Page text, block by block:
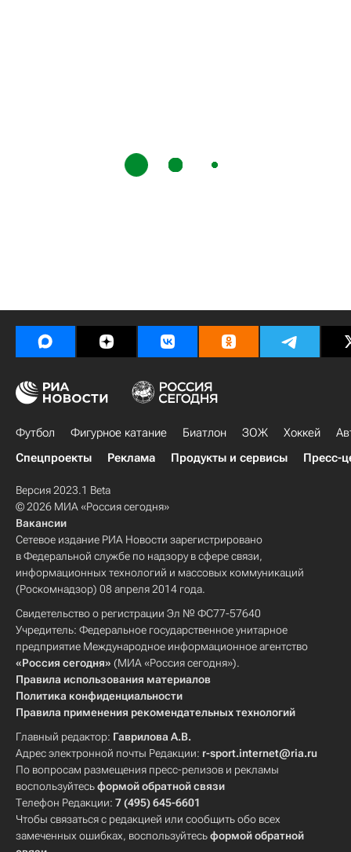
Футбол Фигурное катание Биатлон ЗОЖ Хоккей
Спецпроекты
Реклама Продукты и сервисы Пресс-
Версия 2023.1 Beta
© 2026 МИА «Россия сегодня»
Вакансии
Сетевое издание РИА Новости зарегистрировано
в Федеральной службе по надзору в сфере связи,
информационных технологий и массовых коммуникаций
(Роскомнадзор) 08 апреля 2014 года.
Свидетельство о регистрации Эл № ФС77-57640
Учредитель: Федеральное государственное унитарное
предприятие Международное информационное агентство
«Россия сегодня» (МИА «Россия сегодня»).
Правила использования материалов
Политика конфиденциальности
Правила применения рекомендательных технологий
Главный редактор: Гаврилова А.В.
Адрес электронной почты Редакции: r-sport.internet@ria.ru
По вопросам размещения пресс-релизов и рекламы
воспользуйтесьформой обратной связи
Телефон Редакции: 7 (495) 645-6601
Чтобы связаться с редакцией или сообщить обо всех
замеченных ошибках, воспользуйтесьформой обратной